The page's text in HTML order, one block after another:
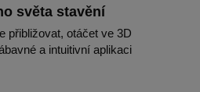
světa stavění
přibližovat, otáčet ve 3D
a intuitivní aplikaci